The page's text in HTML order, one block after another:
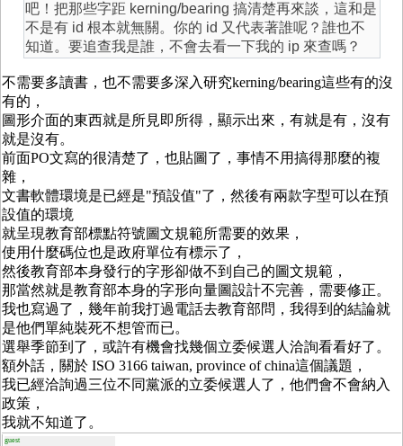
吧！把那些字距 kerning/bearing 搞清楚再來談，這和是
不是有 id 根本就無關。你的 id 又代表著誰呢？誰也不
知道。要追查我是誰，不會去看一下我的 ip 來查嗎？
不需要多讀書，也不需要多深入研究kerning/bearing這些有的沒
有的，
圖形介面的東西就是所見即所得，顯示出來，有就是有，沒有
就是沒有。
前面PO文寫的很清楚了，也貼圖了，事情不用搞得那麼的複
雜，
文書軟體環境是已經是"預設值"了，然後有兩款字型可以在預
設值的環境
就呈現教育部標點符號圖文規範所需要的效果，
使用什麼碼位也是政府單位有標示了，
然後教育部本身發行的字形卻做不到自己的圖文規範，
那當然就是教育部本身的字形向量圖設計不完善，需要修正。
我也寫過了，幾年前我打過電話去教育部問，我得到的結論就
是他們單純裝死不想管而已。
選舉季節到了，或許有機會找幾個立委候選人洽詢看看好了。
額外話，關於 ISO 3166 taiwan, province of china這個議題，
我已經洽詢過三位不同黨派的立委候選人了，他們會不會納入
政策，
我就不知道了。
guest